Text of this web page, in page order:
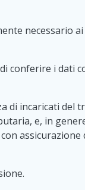
necessario
conferire i dati
di incaricati
e, in